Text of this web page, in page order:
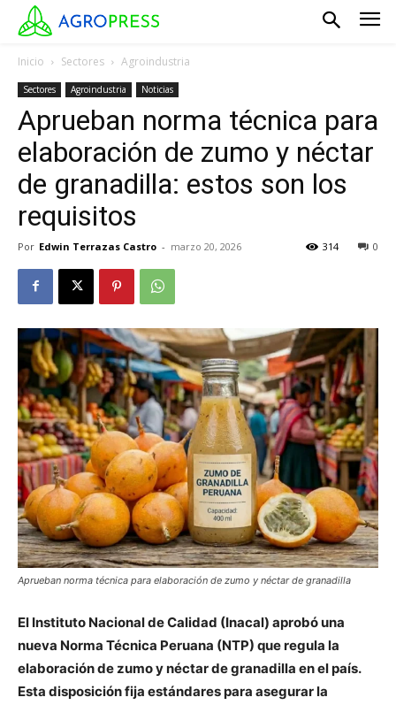
Inicio Sectores Agroindustria
Sectores Agroindustria Noticias
Aprueban norma técnica para
elaboración de zumo y néctar
de granadilla: estos son los
requisitos
Por Edwin Terrazas Castro - marzo 20, 2026 0
314
Aprueban norma técnica para elaboración de zumo y néctar de granadilla
El Instituto Nacional de Calidad (Inacal) aprobó una
nueva Norma Técnica Peruana (NTP) que regula la
elaboración de zumo y néctar de granadilla en el país.
Esta disposición fija estándares para asegurar la